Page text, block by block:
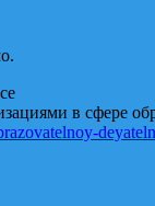
в сфере